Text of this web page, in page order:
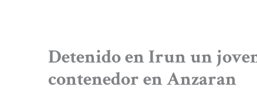
Detenido en Irun un
contenedor en Anzaran